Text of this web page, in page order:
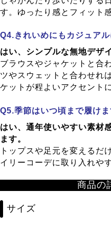
す。ゆったり感とフィット
きれいめにもカジュア
はい、シンプルな無地デザ
ブラウスやジャケットと合
ツやスウェットと合わせれ
ケットが程よいアクセント
季節はいつ頃まで履けま
はい、通年使いやすい素材
ます。
トップスや足元を変えるだ
イリーコーデに取り入れや
商品の
サイズ